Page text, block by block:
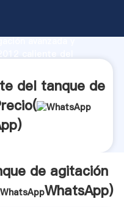
avanzada y
del tanque de
)
de agitación
WhatsApp)